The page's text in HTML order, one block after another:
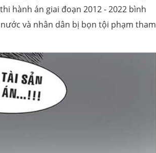
hành án giai đoạn 2012 - 2022 bình
và nhân dân bị bọn tội phạm tham